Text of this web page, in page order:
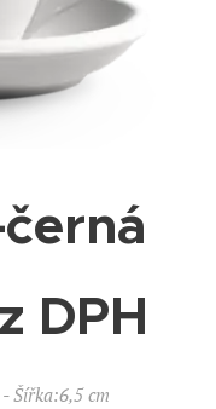
DPH
Šířka:6,5 cm